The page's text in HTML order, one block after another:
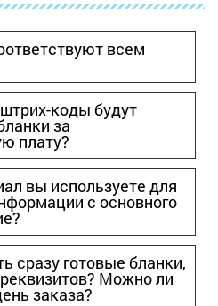
всем
коды будут
за
плату?
вы используете для
с основного
сразу готовые бланки,
Можно ли
заказа?